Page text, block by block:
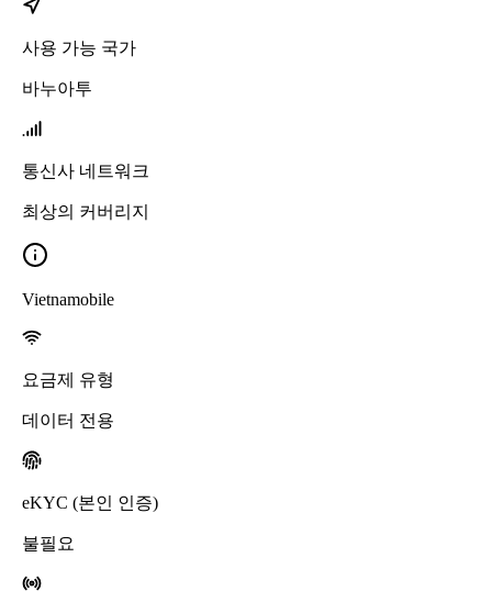
사용 가능 국가
바누아투
통신사 네트워크
최상의 커버리지
Vietnamobile
요금제 유형
데이터 전용
eKYC (본인 인증)
불필요